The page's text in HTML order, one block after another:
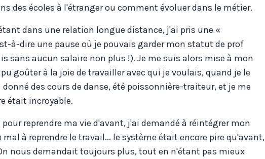
des écoles à l'étranger ou comment évoluer dans le métier.
dans une relation longue distance, j'ai pris une «
à-dire une pause où je pouvais garder mon statut de prof
sans aucun salaire non plus !). Je me suis alors mise à mon
goûter à la joie de travailler avec qui je voulais, quand je le
des cours de danse, été poissonnière-traiteur, et je me
était incroyable.
reprendre ma vie d'avant, j'ai demandé à réintégrer mon
à reprendre le travail... le système était encore pire qu'avant,
nous demandait toujours plus, tout en n'étant pas mieux